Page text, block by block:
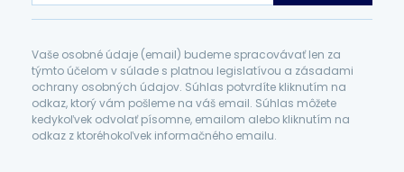
Vaše osobné údaje (email) budeme spracovávať len za
týmto účelom v súlade s platnou legislatívou a zásadami
ochrany osobných údajov. Súhlas potvrdíte kliknutím na
odkaz, ktorý vám pošleme na váš email. Súhlas môžete
kedykoľvek odvolať písomne, emailom alebo kliknutím na
odkaz z ktoréhokoľvek informačného emailu.